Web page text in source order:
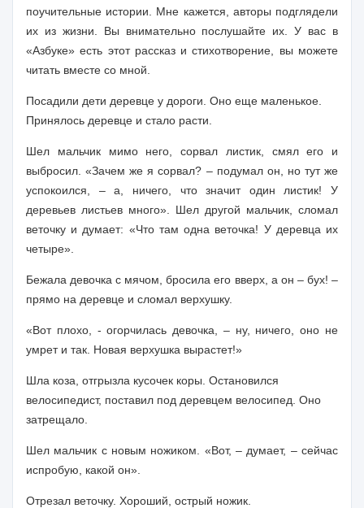
поучительные истории. Мне кажется, авторы подглядели
их из жизни. Вы внимательно послушайте их. У вас в
«Азбуке» есть этот рассказ и стихотворение, вы можете
читать вместе со мной.
Посадили дети деревце у дороги. Оно еще маленькое.
Принялось деревце и стало расти.
Шел мальчик мимо него, сорвал листик, смял его и
выбросил. «Зачем же я сорвал? – подумал он, но тут же
успокоился, – а, ничего, что значит один листик! У
деревьев листьев много». Шел другой мальчик, сломал
веточку и думает: «Что там одна веточка! У деревца их
четыре».
Бежала девочка с мячом, бросила его вверх, а он – бух! –
прямо на деревце и сломал верхушку.
«Вот плохо, - огорчилась девочка, –ну, ничего, оно не
умрет и так. Новая верхушка вырастет!»
Шла коза, отгрызла кусочек коры. Остановился
велосипедист, поставил под деревцем велосипед. Оно
затрещало.
Шел мальчик с новым ножиком. «Вот, – думает, –сейчас
испробую, какой он».
Отрезал веточку. Хороший, острый ножик.